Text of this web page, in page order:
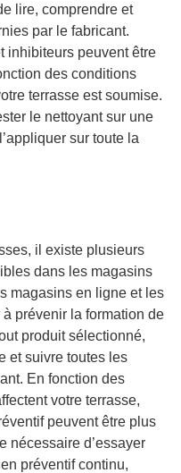
lire, comprendre et
par le fabricant.
inhibiteurs peuvent être
des conditions
terrasse est soumise.
le nettoyant sur une
sur toute la
il existe plusieurs
dans les magasins
magasins en ligne et les
prévenir la formation de
produit sélectionné,
et suivre toutes les
En fonction des
votre terrasse,
peuvent être plus
nécessaire d’essayer
préventif continu,